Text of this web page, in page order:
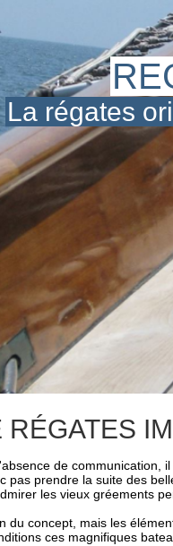
La régates
RÉGATES
de communication,
pas prendre la suite des
les vieux gréements
du concept, mais les
ces magnifiques